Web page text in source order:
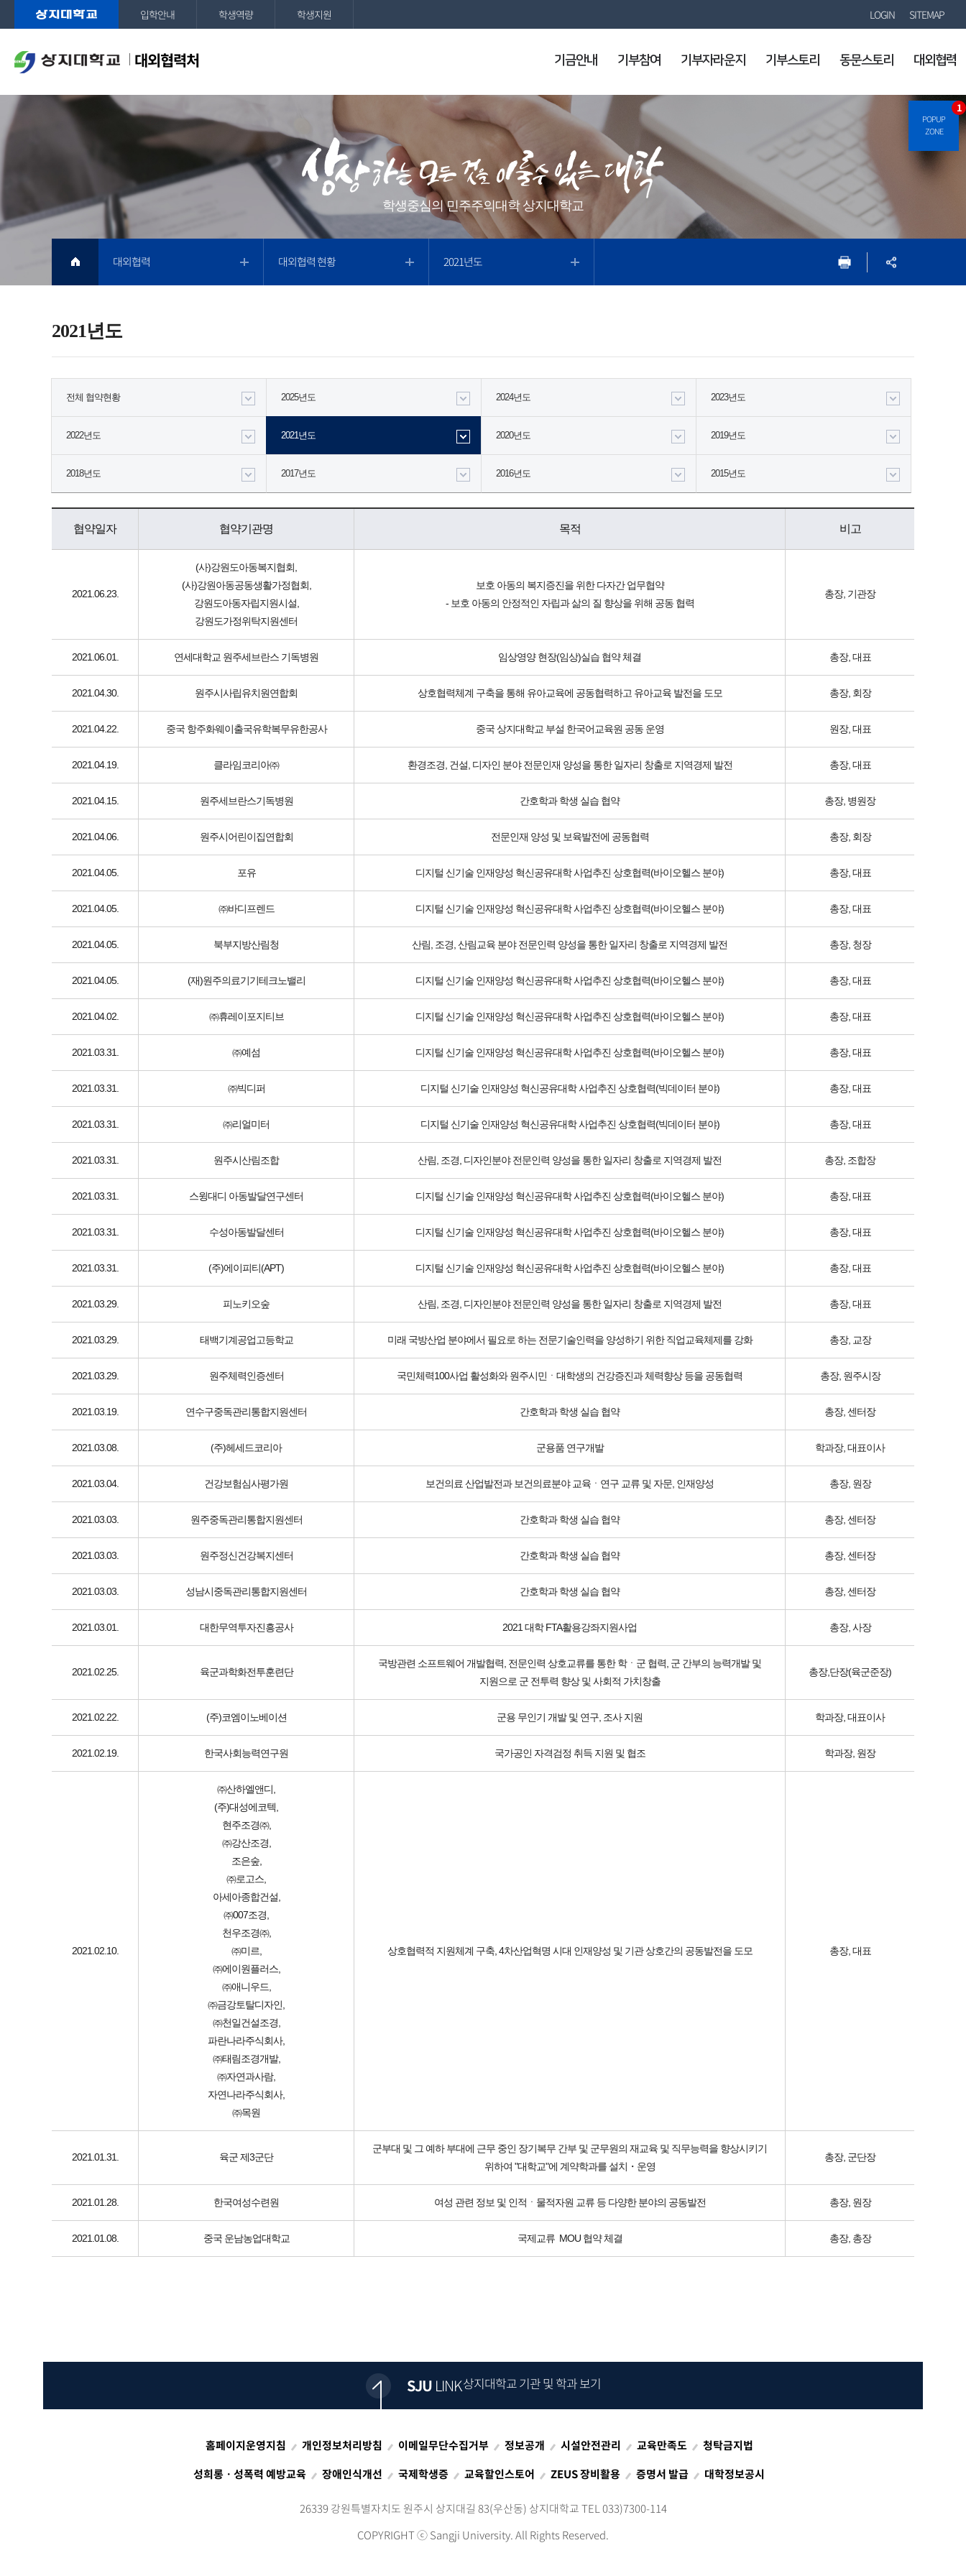
POPUP
ZONE
1
대외협력처
입학안내 학생역량 학생지원 LOGIN SITEMAP
기금안내 기부참여 기부자라운지 기부스토리 동문스토리 대외협력
학생중심의 민주주의대학 상지대학교
2021년도
대외협력 대외협력 현황 2021년도
전체 협약현황 2025년도 2024년도 2023년도
2022년도 2021년도 2020년도 2019년도
2018년도 2017년도 2016년도 2015년도
협약일자 협약기관명 목적 비고
2021.06.23.
(사)강원도아동복지협회,
(사)강원아동공동생활가정협회,
강원도아동자립지원시설,
강원도가정위탁지원센터
보호 아동의 복지증진을 위한 다자간 업무협약
- 보호 아동의 안정적인 자립과 삶의 질 향상을 위해 공동 협력
총장, 기관장
2021.06.01. 연세대학교 원주세브란스 기독병원 임상영양 현장(임상)실습 협약 체결 총장, 대표
2021.04.30. 원주시사립유치원연합회 상호협력체계 구축을 통해 유아교육에 공동협력하고 유아교육 발전을 도모 총장, 회장
2021.04.22. 중국 항주화웨이출국유학복무유한공사 중국 상지대학교 부설 한국어교육원 공동 운영 원장, 대표
2021.04.19. 클라임코리아㈜ 환경조경, 건설, 디자인 분야 전문인재 양성을 통한 일자리 창출로 지역경제 발전 총장, 대표
2021.04.15. 원주세브란스기독병원 간호학과 학생 실습 협약 총장, 병원장
2021.04.06. 원주시어린이집연합회 전문인재 양성 및 보육발전에 공동협력 총장, 회장
2021.04.05. 포유 디지털 신기술 인재양성 혁신공유대학 사업추진 상호협력(바이오헬스 분야) 총장, 대표
2021.04.05. ㈜바디프렌드 디지털 신기술 인재양성 혁신공유대학 사업추진 상호협력(바이오헬스 분야) 총장, 대표
2021.04.05. 북부지방산림청 산림, 조경, 산림교육 분야 전문인력 양성을 통한 일자리 창출로 지역경제 발전 총장, 청장
2021.04.05. (재)원주의료기기테크노밸리 디지털 신기술 인재양성 혁신공유대학 사업추진 상호협력(바이오헬스 분야) 총장, 대표
2021.04.02. ㈜휴레이포지티브 디지털 신기술 인재양성 혁신공유대학 사업추진 상호협력(바이오헬스 분야) 총장, 대표
2021.03.31. ㈜예섬 디지털 신기술 인재양성 혁신공유대학 사업추진 상호협력(바이오헬스 분야) 총장, 대표
2021.03.31. ㈜빅디퍼 디지털 신기술 인재양성 혁신공유대학 사업추진 상호협력(빅데이터 분야) 총장, 대표
2021.03.31. ㈜리얼미터 디지털 신기술 인재양성 혁신공유대학 사업추진 상호협력(빅데이터 분야) 총장, 대표
2021.03.31. 원주시산림조합 산림, 조경, 디자인분야 전문인력 양성을 통한 일자리 창출로 지역경제 발전 총장, 조합장
2021.03.31. 스윙대디 아동발달연구센터 디지털 신기술 인재양성 혁신공유대학 사업추진 상호협력(바이오헬스 분야) 총장, 대표
2021.03.31. 수성아동발달센터 디지털 신기술 인재양성 혁신공유대학 사업추진 상호협력(바이오헬스 분야) 총장, 대표
2021.03.31. (주)에이피티(APT) 디지털 신기술 인재양성 혁신공유대학 사업추진 상호협력(바이오헬스 분야) 총장, 대표
2021.03.29. 피노키오숲 산림, 조경, 디자인분야 전문인력 양성을 통한 일자리 창출로 지역경제 발전 총장, 대표
2021.03.29. 태백기계공업고등학교 미래 국방산업 분야에서 필요로 하는 전문기술인력을 양성하기 위한 직업교육체제를 강화 총장, 교장
2021.03.29. 원주체력인증센터 국민체력100사업 활성화와 원주시민ㆍ대학생의 건강증진과 체력향상 등을 공동협력 총장, 원주시장
2021.03.19. 연수구중독관리통합지원센터 간호학과 학생 실습 협약 총장, 센터장
2021.03.08. (주)헤세드코리아 군용품 연구개발 학과장, 대표이사
2021.03.04. 건강보험심사평가원 보건의료 산업발전과 보건의료분야 교육ㆍ연구 교류 및 자문, 인재양성 총장, 원장
2021.03.03. 원주중독관리통합지원센터 간호학과 학생 실습 협약 총장, 센터장
2021.03.03. 원주정신건강복지센터 간호학과 학생 실습 협약 총장, 센터장
2021.03.03. 성남시중독관리통합지원센터 간호학과 학생 실습 협약 총장, 센터장
2021.03.01. 대한무역투자진흥공사 2021 대학 FTA활용강좌지원사업 총장, 사장
2021.02.25. 육군과학화전투훈련단
국방관련 소프트웨어 개발협력, 전문인력 상호교류를 통한 학ㆍ군 협력, 군 간부의 능력개발 및
지원으로 군 전투력 향상 및 사회적 가치창출
총장,단장(육군준장)
2021.02.22. (주)코엠이노베이션 군용 무인기 개발 및 연구, 조사 지원 학과장, 대표이사
2021.02.19. 한국사회능력연구원 국가공인 자격검정 취득 지원 및 협조 학과장, 원장
2021.02.10.
㈜산하엘앤디,
(주)대성에코텍,
현주조경㈜,
㈜강산조경,
조은숲,
㈜로고스,
아세아종합건설,
㈜007조경,
천우조경㈜,
㈜미르,
㈜에이원플러스,
㈜애니우드,
㈜금강토탈디자인,
㈜천일건설조경,
파란나라주식회사,
㈜태림조경개발,
㈜자연과사람,
자연나라주식회사,
㈜목원
상호협력적 지원체계 구축, 4차산업혁명 시대 인재양성 및 기관 상호간의 공동발전을 도모 총장, 대표
2021.01.31. 육군 제3군단
군부대 및 그 예하 부대에 근무 중인 장기복무 간부 및 군무원의 재교육 및 직무능력을 향상시키기
위하여 "대학교"에 계약학과를 설치・운영
총장, 군단장
2021.01.28. 한국여성수련원 여성 관련 정보 및 인적ㆍ물적자원 교류 등 다양한 분야의 공동발전 총장, 원장
2021.01.08. 중국 운남농업대학교 국제교류 MOU 협약 체결 총장, 총장
SJU LINK상지대학교 기관 및 학과 보기
홈페이지운영지침 개인정보처리방침 이메일무단수집거부 정보공개 시설안전관리 교육만족도
청탁금지법
성희롱ㆍ성폭력 예방교육
장애인식개선 국제학생증 교육할인스토어 ZEUS 장비활용 증명서 발급 대학정보공시
26339 강원특별자치도 원주시 상지대길 83(우산동) 상지대학교 TEL 033)7300-114
COPYRIGHT ⓒSangji University. All Rights Reserved.